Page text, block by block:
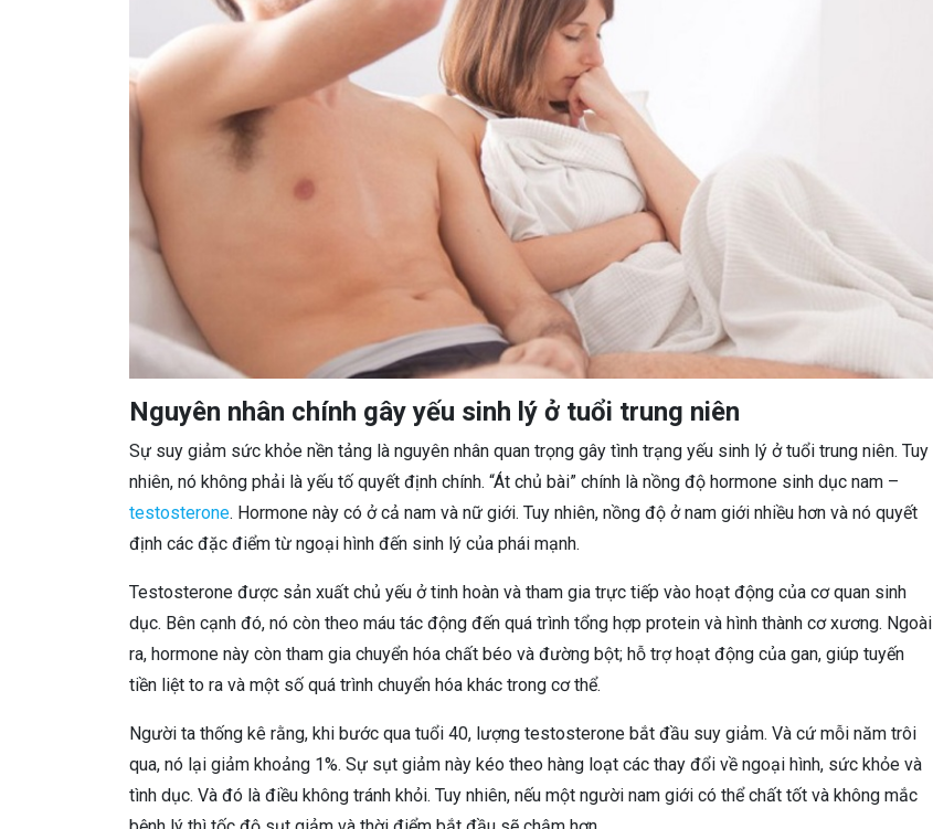
Nguyên nhân chính gây yếu sinh lý ở tuổi trung niên
Sự suy giảm sức khỏe nền tảng là nguyên nhân quan trọng gây tình trạng yếu sinh lý ở tuổi trung niên. Tuy
nhiên, nó không phải là yếu tố quyết định chính. “Át chủ bài” chính là nồng độ hormone sinh dục nam –
testosterone. Hormone này có ở cả nam và nữ giới. Tuy nhiên, nồng độ ở nam giới nhiều hơn và nó quyết
định các đặc điểm từ ngoại hình đến sinh lý của phái mạnh.
Testosterone được sản xuất chủ yếu ở tinh hoàn và tham gia trực tiếp vào hoạt động của cơ quan sinh
dục. Bên cạnh đó, nó còn theo máu tác động đến quá trình tổng hợp protein và hình thành cơ xương. Ngoài
ra, hormone này còn tham gia chuyển hóa chất béo và đường bột; hỗ trợ hoạt động của gan, giúp tuyến
tiền liệt to ra và một số quá trình chuyển hóa khác trong cơ thể.
Người ta thống kê rằng, khi bước qua tuổi 40, lượng testosterone bắt đầu suy giảm. Và cứ mỗi năm trôi
qua, nó lại giảm khoảng 1%. Sự sụt giảm này kéo theo hàng loạt các thay đổi về ngoại hình, sức khỏe và
tình dục. Và đó là điều không tránh khỏi. Tuy nhiên, nếu một người nam giới có thể chất tốt và không mắc